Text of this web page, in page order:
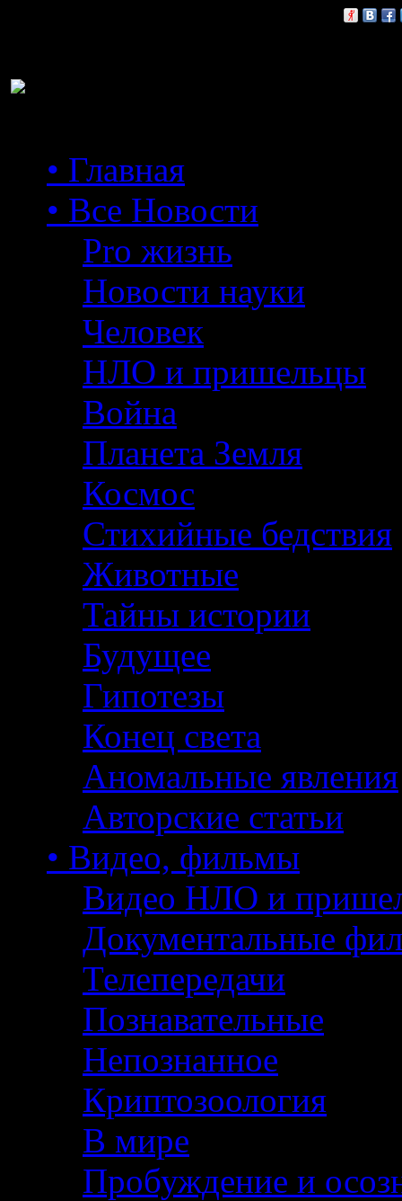
• Главная
• Все Новости
Pro жизнь
Новости науки
Человек
НЛО и пришельцы
Война
Планета Земля
Космос
Стихийные бедствия
Животные
Тайны истории
Будущее
Гипотезы
Конец света
Аномальные явления
Авторские статьи
• Видео, фильмы
Видео НЛО и
Документальные
Телепередачи
Познавательные
Непознанное
Криптозоология
В мире
Пробуждение и